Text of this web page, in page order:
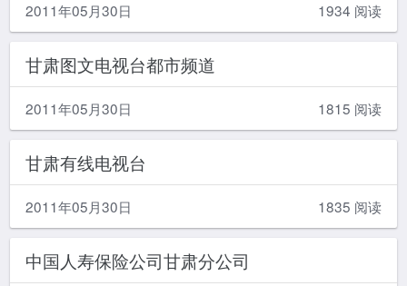
2011年05月30日 1934 阅读
甘肃图文电视台都市频道
2011年05月30日 1815 阅读
甘肃有线电视台
2011年05月30日 1835 阅读
中国人寿保险公司甘肃分公司